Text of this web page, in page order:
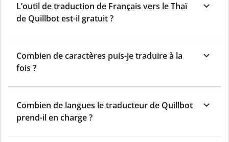
L’outil de traduction de Français vers le Thaï
de Quillbot est-il gratuit ?
Combien de caractères puis-je traduire à la
fois ?
Combien de langues le traducteur de Quillbot
prend-il en charge ?